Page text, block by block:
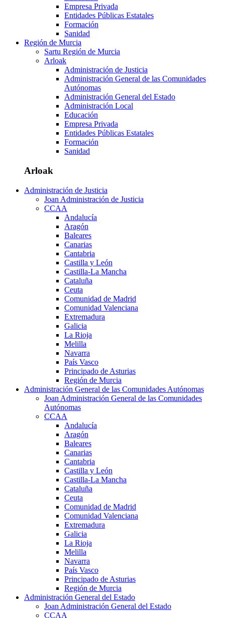
Empresa Privada
Entidades Públicas Estatales
Formación
Sanidad
Región de Murcia
Sartu Región de Murcia
Arloak
Administración de Justicia
Administración General de las Comunidades
Autónomas
Administración General del Estado
Administración Local
Educación
Empresa Privada
Entidades Públicas Estatales
Formación
Sanidad
Arloak
Administración de Justicia
Joan Administración de Justicia
CCAA
Andalucía
Aragón
Baleares
Canarias
Cantabria
Castilla y León
Castilla-La Mancha
Cataluña
Ceuta
Comunidad de Madrid
Comunidad Valenciana
Extremadura
Galicia
La Rioja
Melilla
Navarra
País Vasco
Principado de Asturias
Región de Murcia
Administración General de las Comunidades Autónomas
Joan Administración General de las Comunidades
Autónomas
CCAA
Andalucía
Aragón
Baleares
Canarias
Cantabria
Castilla y León
Castilla-La Mancha
Cataluña
Ceuta
Comunidad de Madrid
Comunidad Valenciana
Extremadura
Galicia
La Rioja
Melilla
Navarra
País Vasco
Principado de Asturias
Región de Murcia
Administración General del Estado
Joan Administración General del Estado
CCAA